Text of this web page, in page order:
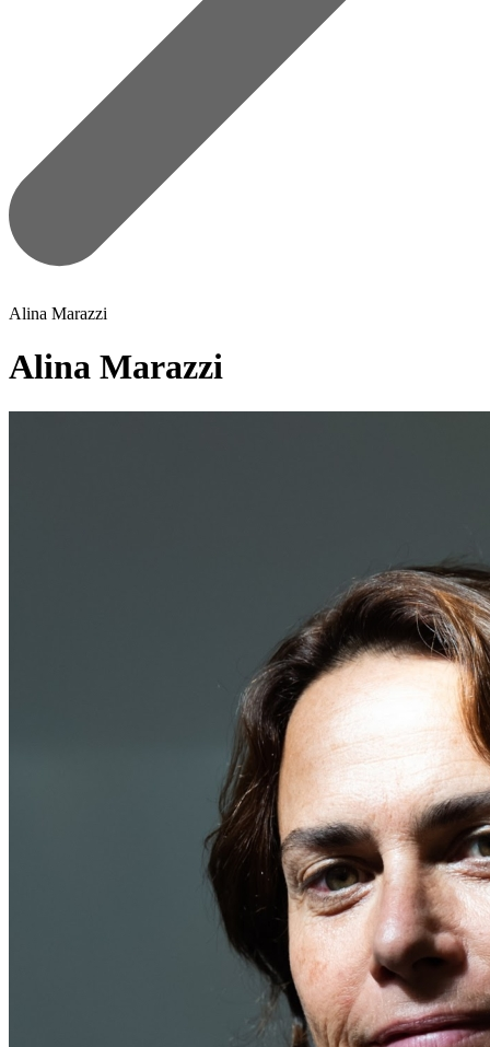
Alina Marazzi
Alina Marazzi